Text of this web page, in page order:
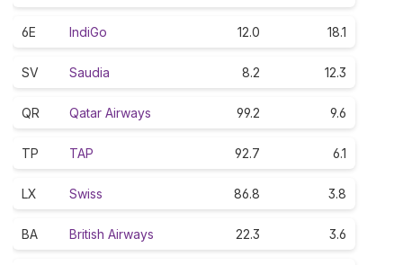
6E IndiGo 12.0 18.1
SV Saudia 8.2 12.3
QR Qatar Airways 99.2 9.6
TP TAP 92.7 6.1
LX Swiss 86.8 3.8
BA British Airways 22.3 3.6